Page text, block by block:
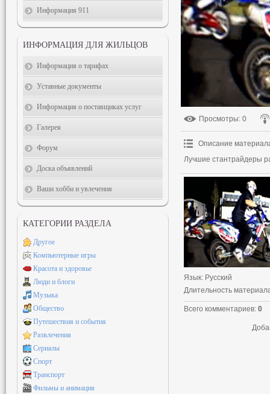
Просмотры: 0
Описание
Лучшие стантрайдеры
Язык: Русский
Длительность
Всего комментариев: 0
Информация 911
ИНФОРМАЦИЯ ДЛЯ ЖИЛЬЦОВ
Информация о тарифах
Уставные документы
Информация о поставщиках услуг
Галерея
Форум
Доска объявлений
Ваши хобби и увлечения
КАТЕГОРИИ РАЗДЕЛА
Другое
Компьютерные игры
Красота и здоровье
Люди и блоги
Музыка
Общество
Путешествия и события
Развлечения
Сериалы
Спорт
Транспорт
Фильмы и анимация